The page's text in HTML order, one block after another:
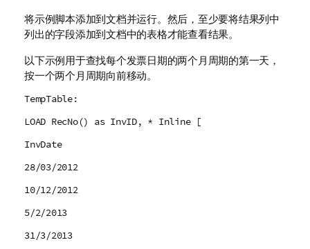
将示例脚本添加到文档并运行。然后，至少要将结果列中
列出的字段添加到文档中的表格才能查看结果。
以下示例用于查找每个发票日期的两个月周期的第一天，
按一个两个月周期向前移动。
TempTable:
LOAD RecNo() as InvID, * Inline [
InvDate
28/03/2012
10/12/2012
5/2/2013
31/3/2013